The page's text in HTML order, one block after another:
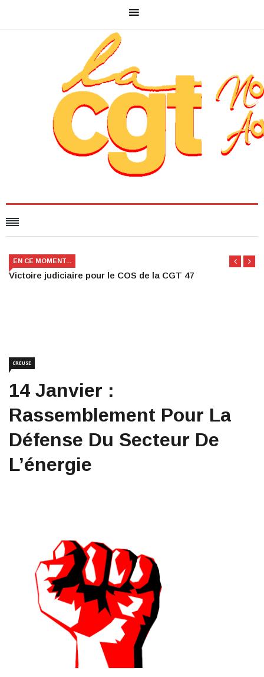
EN CE MOMENT...
Victoire judiciaire pour le COS de la CGT 47
CREUSE
14 Janvier :
Rassemblement Pour La
Défense Du Secteur De
L’énergie